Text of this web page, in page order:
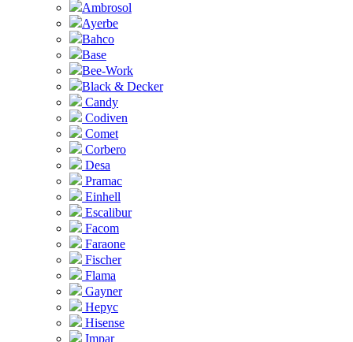
Ambrosol
Ayerbe
Bahco
Base
Bee-Work
Black & Decker
Candy
Codiven
Comet
Corbero
Desa
Pramac
Einhell
Escalibur
Facom
Faraone
Fischer
Flama
Gayner
Hepyc
Hisense
Impar